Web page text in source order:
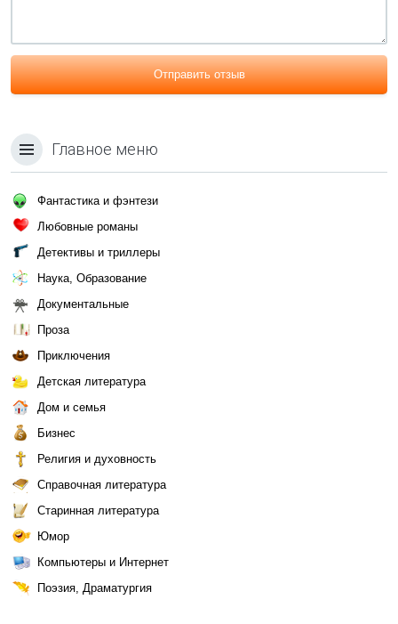
Отправить отзыв
Главное меню
Фантастика и фэнтези
Любовные романы
Детективы и триллеры
Наука, Образование
Документальные
Проза
Приключения
Детская литература
Дом и семья
Бизнес
Религия и духовность
Справочная литература
Старинная литература
Юмор
Компьютеры и Интернет
Поэзия, Драматургия